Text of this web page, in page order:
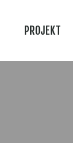
PROJEKT